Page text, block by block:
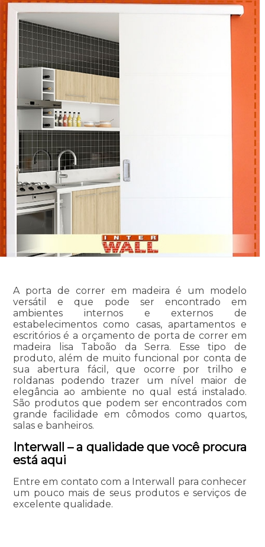
A porta de correr em madeira é um modelo
versátil e que pode ser encontrado em
ambientes internos e externos de
estabelecimentos como casas, apartamentos e
escritórios é a orçamento de porta de correr em
madeira lisa Taboão da Serra. Esse tipo de
produto, além de muito funcional por conta de
sua abertura fácil, que ocorre por trilho e
roldanas podendo trazer um nível maior de
elegância ao ambiente no qual está instalado.
São produtos que podem ser encontrados com
grande facilidade em cômodos como quartos,
salas e banheiros.
Interwall – a qualidade que você procura
está aqui
Entre em contato com a Interwall para conhecer
um pouco mais de seus produtos e serviços de
excelente qualidade.